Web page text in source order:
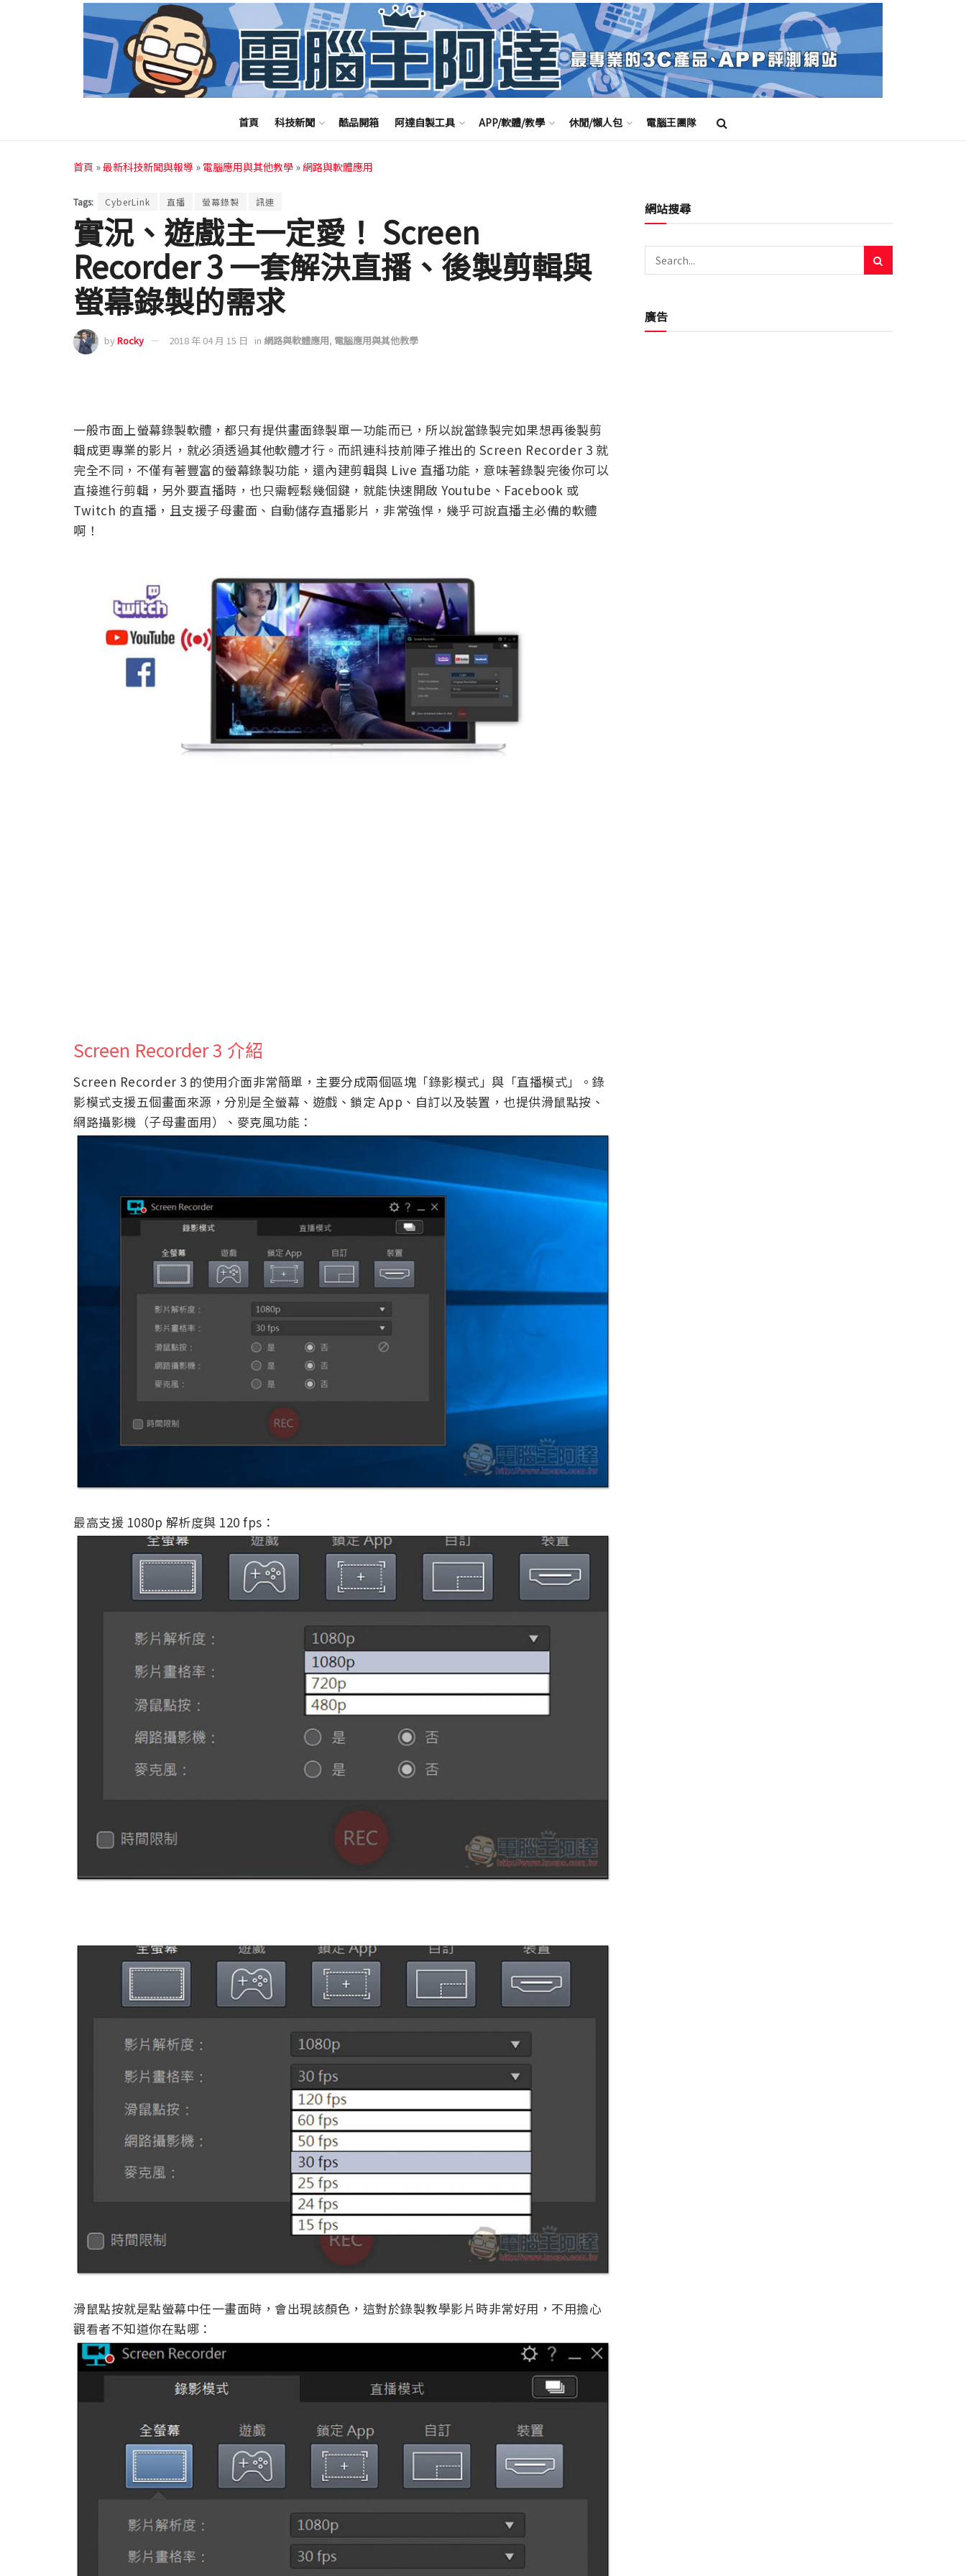
首頁 科技新聞 酷品開箱 阿達自製工具 APP/軟體/教學 休閒/懶人包 電腦王團隊
首頁 »最新科技新聞與報導 » 電腦應用與其他教學 »網路與軟體應用
Tags: CyberLink 直播 螢幕錄製 訊連
實況、遊戲主一定愛！ Screen
Recorder 3 一套解決直播、後製剪輯與
螢幕錄製的需求
byRocky 2018 年 04 月 15 日 in 網路與軟體應用, 電腦應用與其他教學
一般市面上螢幕錄製軟體，都只有提供畫面錄製單一功能而已，所以說當錄製完如果想再後製剪
輯成更專業的影片，就必須透過其他軟體才行。而訊連科技前陣子推出的 Screen Recorder 3 就
完全不同，不僅有著豐富的螢幕錄製功能，還內建剪輯與 Live 直播功能，意味著錄製完後你可以
直接進行剪輯，另外要直播時，也只需輕鬆幾個鍵，就能快速開啟 Youtube、Facebook 或
Twitch 的直播，且支援子母畫面、自動儲存直播影片，非常強悍，幾乎可說直播主必備的軟體
啊！
Screen Recorder 3 介紹
Screen Recorder 3 的使用介面非常簡單，主要分成兩個區塊「錄影模式」與「直播模式」。錄
影模式支援五個畫面來源，分別是全螢幕、遊戲、鎖定 App、自訂以及裝置，也提供滑鼠點按、
網路攝影機（子母畫面用）、麥克風功能：
最高支援 1080p 解析度與 120 fps：
滑鼠點按就是點螢幕中任一畫面時，會出現該顏色，這對於錄製教學影片時非常好用，不用擔心
觀看者不知道你在點哪：
網站搜尋
廣告